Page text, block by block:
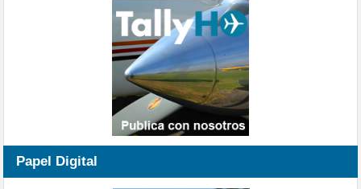
Papel Digital